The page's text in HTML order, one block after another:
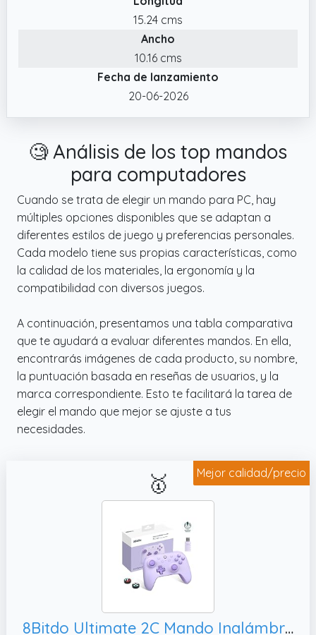
(debe presionarlos completamente).
inmediatamente al recibir el gamepad. El
cable USB del mando pc gaming se extiende
2 metros de largo, permitiéndote jugar a
cierta distancia de la consola con
para ofrecer la posición de pulgar más
cómoda. Asegura una sensación óptima al
jugar durante largas sesiones
✔️ Amplia CompatibilidadEl mando pc cable
funciona con PC (WIN 7/ WIN 8/ WIN 10/ WIN
11). Compatible con una amplia gama de
sistemas operativos para una experiencia de
juego incansable
✔️ Función de MapeoHay dos botones ML y
editar 12 operaciones en un programa,
puedes Personalizar los controles para
adaptarlos a tus preferencias de juego y
optimizar tu experiencia de usuario
15.24 cms
Ancho
10.16 cms
Fecha de lanzamiento
20-06-2026
🧐 Análisis de los top mandos
para computadores
Cuando se trata de elegir un mando para PC, hay
múltiples opciones disponibles que se adaptan a
diferentes estilos de juego y preferencias personales.
Cada modelo tiene sus propias características, como
la calidad de los materiales, la ergonomía y la
compatibilidad con diversos juegos.
A continuación, presentamos una tabla comparativa
que te ayudará a evaluar diferentes mandos. En ella,
encontrarás imágenes de cada producto, su nombre,
la puntuación basada en reseñas de usuarios, y la
marca correspondiente. Esto te facilitará la tarea de
elegir el mando que mejor se ajuste a tus
necesidades.
Mejor calidad/precio
🥇
8Bitdo Ultimate 2C Mando Inalámbrico para PC con Windows y Android, Función Turbo (Púrpura)